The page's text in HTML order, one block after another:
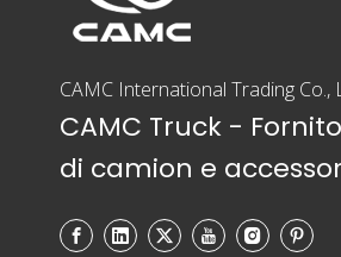
CAMC International Trading Co.,
CAMC Truck -
di camion e